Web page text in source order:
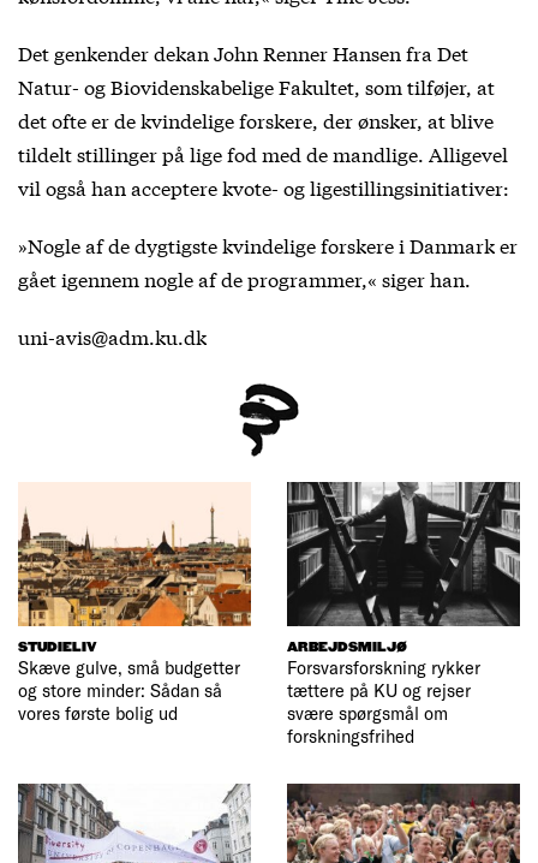
Det genkender dekan John Renner Hansen fra Det
Natur- og Biovidenskabelige Fakultet, som tilføjer, at
det ofte er de kvindelige forskere, der ønsker, at blive
tildelt stillinger på lige fod med de mandlige. Alligevel
vil også han acceptere kvote- og ligestillingsinitiativer:
»Nogle af de dygtigste kvindelige forskere i Danmark er
gået igennem nogle af de programmer,« siger han.
uni-avis@adm.ku.dk
STUDIELIV
Skæve gulve, små budgetter
og store minder: Sådan så
vores første bolig ud
ARBEJDSMILJØ
Forsvarsforskning rykker
tættere på KU og rejser
svære spørgsmål om
forskningsfrihed